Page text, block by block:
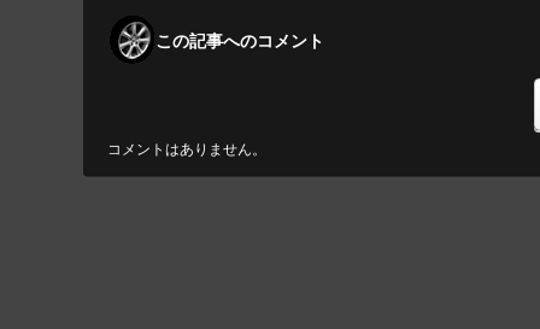
この記事へのコメント
コメントはありません。